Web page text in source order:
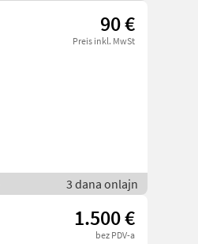
90 €
Preis inkl. MwSt
3 dana onlajn
1.500 €
bez PDV-a